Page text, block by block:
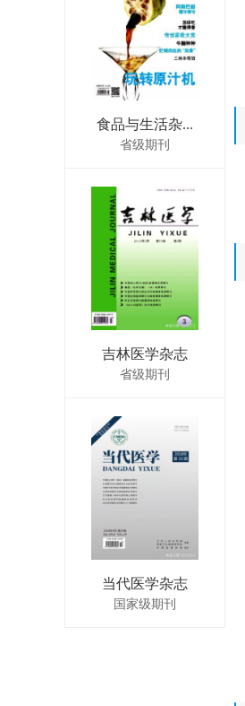
食品与生活杂...
省级期刊
吉林医学杂志
省级期刊
当代医学杂志
国家级期刊